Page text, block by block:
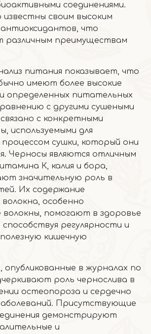
соединениями.
своим высоким
что
различным преимуществам
питания показывает, что
имеют более высокие
определенных питательных
с другими сушеными
с конкретными
используемыми для
процессом сушки, который они
Черносы являются отличным
К, калия и бора,
значительную роль в
Их содержание
особенно
помогают в здоровье
регулярности и
кишечную
опубликованные в журналах по
роль чернослива в
остеопороза и сердечно
Присутствующие
демонстрируют
и